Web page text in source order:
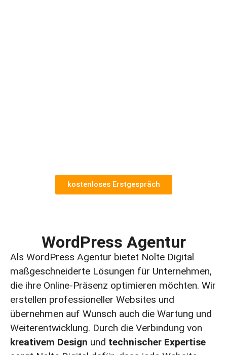
kostenloses Erstgespräch
WordPress Agentur
Als WordPress Agentur bietet Nolte Digital
maßgeschneiderte Lösungen für Unternehmen,
die ihre Online-Präsenz optimieren möchten. Wir
erstellen professioneller Websites und
übernehmen auf Wunsch auch die Wartung und
Weiterentwicklung. Durch die Verbindung von
kreativem Design und technischer Expertise